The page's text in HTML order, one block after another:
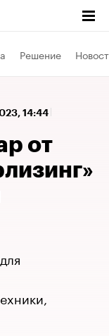
Решение
14:44
от